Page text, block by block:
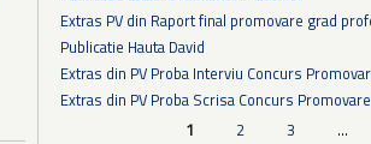
Extras PV din Raport final promovare grad
Publicatie Hauta David
Extras din PV Proba Interviu Concurs
Extras din PV Proba Scrisa Concurs
1 2 3 …